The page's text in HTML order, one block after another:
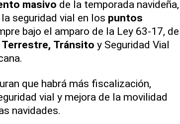
masivo de la temporada navideña,
seguridad vial en los puntos
bajo el amparo de la Ley 63-17, de
Tránsito y Seguridad Vial
que habrá más fiscalización,
vial y mejora de la movilidad
navidades.